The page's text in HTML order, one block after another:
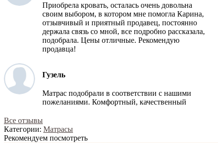
Приобрела кровать, осталась очень довольна
своим выбором, в котором мне помогла Карина,
отзывчивый и приятный продавец, постоянно
держала связь со мной, все подробно рассказала,
подобрала. Цены отличные. Рекомендую
продавца!
Гузель
Матрас подобрали в соответствии с нашими
пожеланиями. Комфортный, качественный
Все отзывы
Категории: Матрасы
Рекомендуем посмотреть